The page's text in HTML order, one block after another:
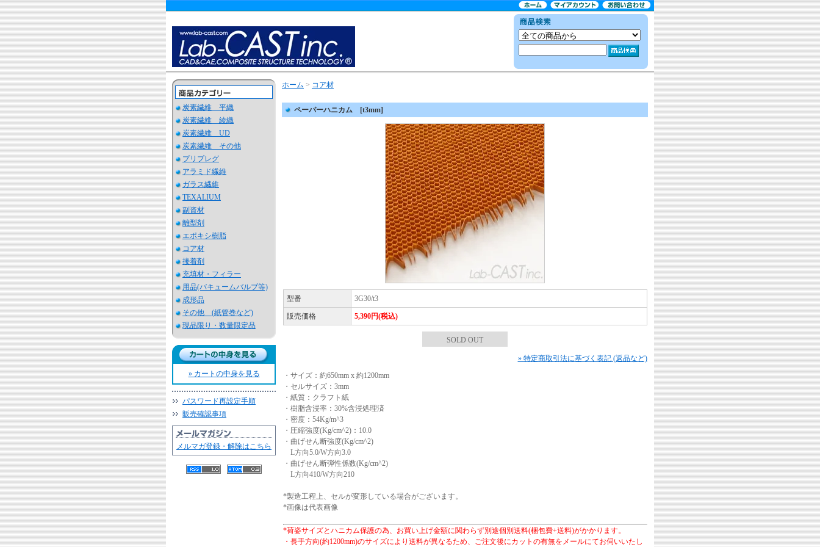
炭素繊維 平織
炭素繊維 綾織
炭素繊維 UD
炭素繊維 その他
プリプレグ
アラミド繊維
ガラス繊維
TEXALIUM
副資材
離型剤
エポキシ樹脂
コア材
接着剤
充填材・フィラー
用品(バキュームバルブ等)
成形品
その他 (紙管巻など)
現品限り・数量限定品
» カートの中身を見る
パスワード再設定手順
販売確認事項
メルマガ登録・解除はこちら
ホーム > コア材
ペーパーハニカム [t3mm]
型番 3G30/t3
販売価格 5,390円(税込)
SOLD OUT
» 特定商取引法に基づく表記 (返品など)
・サイズ：約650mm x 約1200mm
・セルサイズ：3mm
・紙質：クラフト紙
・樹脂含浸率：30%含浸処理済
・密度：54Kg/m^3
・圧縮強度(Kg/cm^2)：10.0
・曲げせん断強度(Kg/cm^2)
L方向5.0/W方向3.0
・曲げせん断弾性係数(Kg/cm^2)
L方向410/W方向210
*製造工程上、セルが変形している場合がございます。
*画像は代表画像
*荷姿サイズとハニカム保護の為、お買い上げ金額に関わらず別途個別送料(梱包費+送料)がかかります。
・長手方向(約1200mm)のサイズにより送料が異なるため、ご注文後にカットの有無をメールにてお伺いいたし